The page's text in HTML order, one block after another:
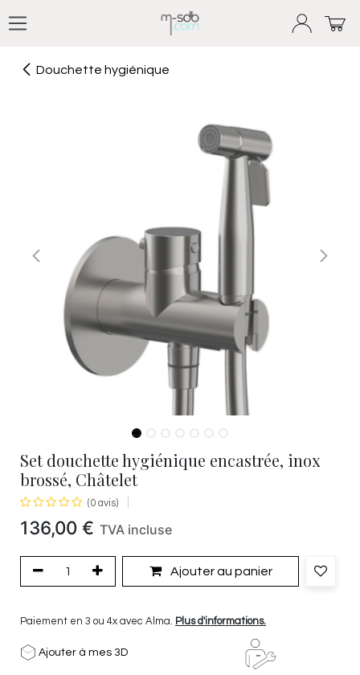
Douchette hygiénique
Set douchette hygiénique encastrée, inox
brossé, Châtelet
(0 avis)
136,00 € TVA incluse
Ajouter au panier
Paiement en 3 ou 4x avec Alma. Plus d'informations.
Ajouter à mes 3D